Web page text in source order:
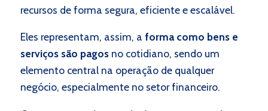
recursos de forma segura, eficiente e escalável.
Eles representam, assim, a forma como bens e
serviços são pagosno cotidiano, sendo um
elemento central na operação de qualquer
negócio, especialmente no setor financeiro.